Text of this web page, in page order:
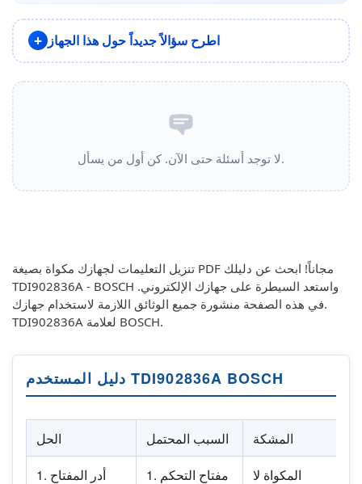
اطرح سؤالاً جديداً حول هذا الجهاز
لا توجد أسئلة حتى الآن. كن أول من يسأل.
تنزيل التعليمات لجهازك مكواة بصيغة PDF مجاناً! ابحث عن دليلك
TDI902836A - BOSCH واستعد السيطرة على جهازك الإلكتروني.
في هذه الصفحة منشورة جميع الوثائق اللازمة لاستخدام جهازك.
TDI902836A لعلامة BOSCH.
دليل المستخدم TDI902836A BOSCH
الحل السبب المحتمل المشكة
1. أدر المفتاح
1. مفتاح التحكم
المكواة لا